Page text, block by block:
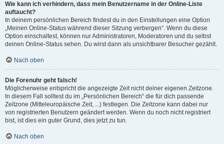
Wie kann ich verhindern, dass mein Benutzername in der Online-Liste
auftaucht?
In deinem persönlichen Bereich findest du in den Einstellungen eine Option
„Meinen Online-Status während dieser Sitzung verbergen“. Wenn du diese
Option einschaltest, können nur Administratoren, Moderatoren und du selbst
deinen Online-Status sehen. Du wirst dann als unsichtbarer Besucher gezählt.
Nach oben
Die Forenuhr geht falsch!
Möglicherweise entspricht die angezeigte Zeit nicht deiner eigenen Zeitzone.
In diesem Fall solltest du im „Persönlichen Bereich“ die für dich passende
Zeitzone (Mitteleuropäische Zeit, ...) festlegen. Die Zeitzone kann dabei nur
von registrierten Benutzern geändert werden. Wenn du noch nicht registriert
bist, ist dies ein guter Grund, dies jetzt zu tun.
Nach oben